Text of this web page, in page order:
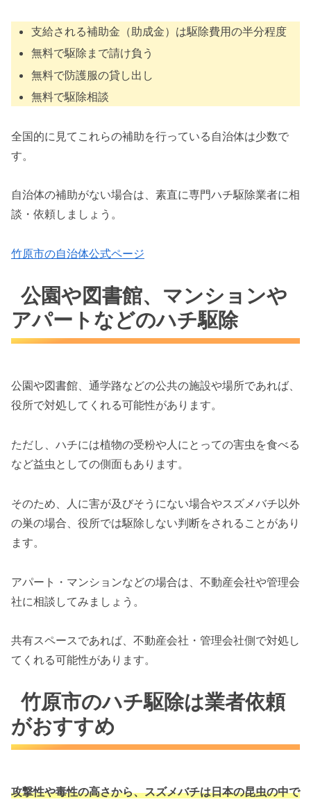
支給される補助金（助成金）は駆除費用の半分程度
無料で駆除まで請け負う
無料で防護服の貸し出し
無料で駆除相談
全国的に見てこれらの補助を行っている自治体は少数で
す。
自治体の補助がない場合は、素直に専門ハチ駆除業者に相
談・依頼しましょう。
竹原市の自治体公式ページ
公園や図書館、マンションや
アパートなどのハチ駆除
公園や図書館、通学路などの公共の施設や場所であれば、
役所で対処してくれる可能性があります。
ただし、ハチには植物の受粉や人にとっての害虫を食べる
など益虫としての側面もあります。
そのため、人に害が及びそうにない場合やスズメバチ以外
の巣の場合、役所では駆除しない判断をされることがあり
ます。
アパート・マンションなどの場合は、不動産会社や管理会
社に相談してみましょう。
共有スペースであれば、不動産会社・管理会社側で対処し
てくれる可能性があります。
竹原市のハチ駆除は業者依頼
がおすすめ
攻撃性や毒性の高さから、スズメバチは日本の昆虫の中で